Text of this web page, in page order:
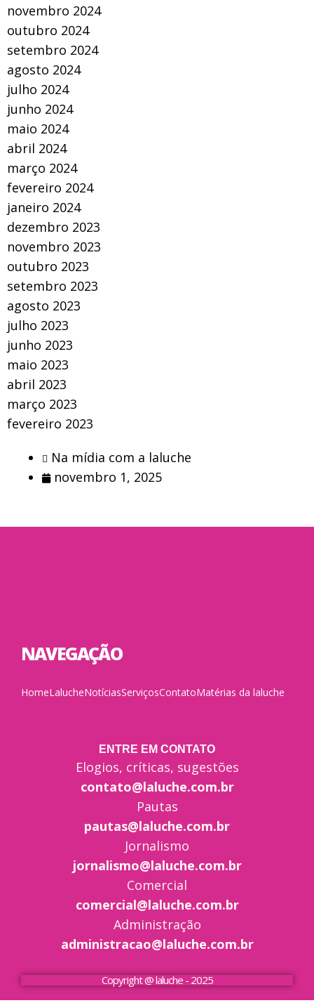
novembro 2024
outubro 2024
setembro 2024
agosto 2024
julho 2024
junho 2024
maio 2024
abril 2024
março 2024
fevereiro 2024
janeiro 2024
dezembro 2023
novembro 2023
outubro 2023
setembro 2023
agosto 2023
julho 2023
junho 2023
maio 2023
abril 2023
março 2023
fevereiro 2023
Na mídia com a laluche
novembro 1, 2025
NAVEGAÇÃO
HomeLalucheNotíciasServiçosContatoMatérias da laluche
ENTRE EM CONTATO
Elogios, críticas, sugestões
contato@laluche.com.br
Pautas
pautas@laluche.com.br
Jornalismo
jornalismo@laluche.com.br
Comercial
comercial@laluche.com.br
Administração
administracao@laluche.com.br
Copyright @ laluche - 2025